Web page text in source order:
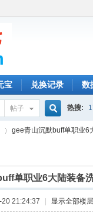
宝 兑换记录 数
帖子
搜
索
热搜:
›
gee青山沉默buff单职业6
单职业6大陆装备
21:24:37 显示全部楼层